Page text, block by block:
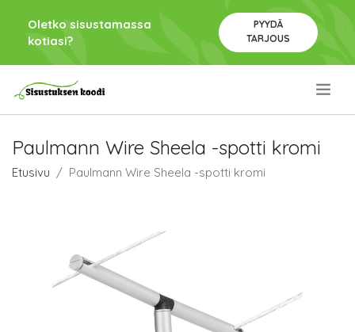
Oletko sisustamassa
kotiasi?
PYYDÄ
TARJOUS
Paulmann Wire Sheela -spotti kromi
Etusivu Paulmann Wire Sheela -spotti kromi